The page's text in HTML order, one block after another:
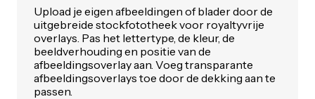
Upload je eigen afbeeldingen of blader door de
uitgebreide stockfototheek voor royaltyvrije
overlays. Pas het lettertype, de kleur, de
beeldverhouding en positie van de
afbeeldingsoverlay aan. Voeg transparante
afbeeldingsoverlays toe door de dekking aan te
passen.